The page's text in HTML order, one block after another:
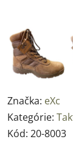
Značka: eXc
Kategórie:
Kód: 20-8003